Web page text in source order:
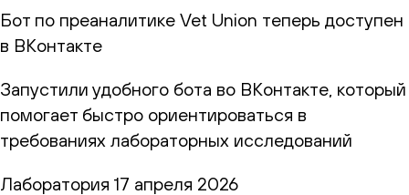
Бот по преаналитике Vet Union теперь доступен
в ВКонтакте
Запустили удобного бота во ВКонтакте, который
помогает быстро ориентироваться в
требованиях лабораторных исследований
Лаборатория 17 апреля 2026